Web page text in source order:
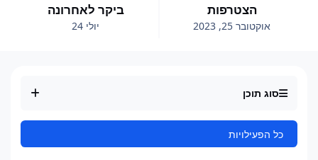
הצטרפות
אוקטובר 25, 2023
ביקר לאחרונה
יולי 24
סוג תוכן
כל הפעילויות